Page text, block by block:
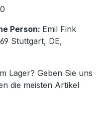
Person: Emil Fink
Stuttgart, DE,
Lager? Geben Sie uns
die meisten Artikel